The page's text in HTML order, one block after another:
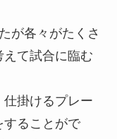
が各々がたくさ
て試合に臨む
掛けるプレー
することがで